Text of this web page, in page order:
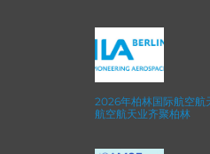
2026年柏林国际航空
航空航天业齐聚柏林